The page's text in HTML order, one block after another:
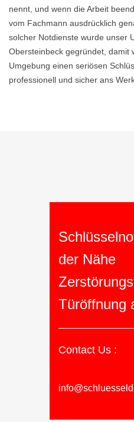
nennt, und wenn die Arbeit
vom Fachmann ausdrücklich
solcher Notdienste wurde unser
Obersteinbeck gegründet, damit
Umgebung einen seriösen
professionell und sicher ans
der Nähe
Türöffnung
Contact Us :